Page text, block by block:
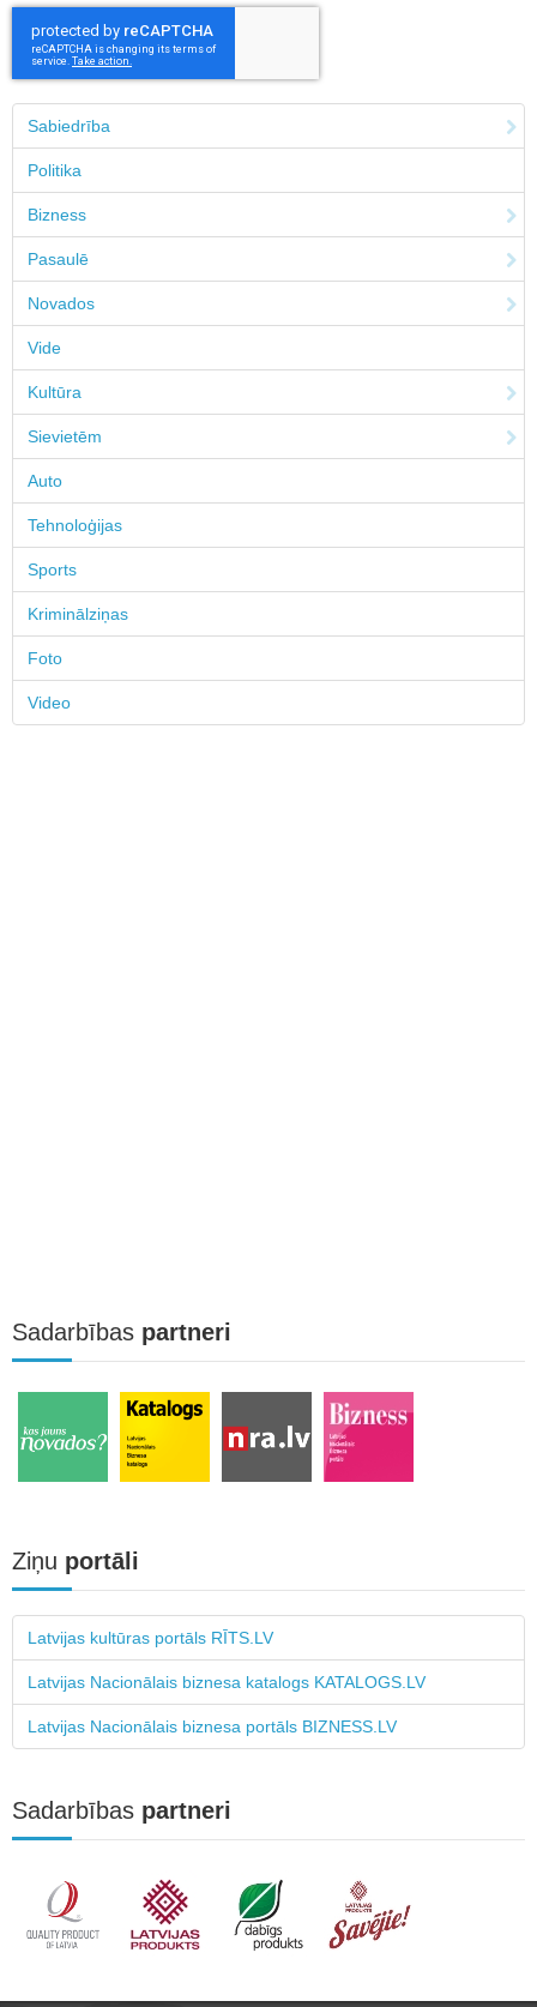
Sabiedrība
Politika
Bizness
Pasaulē
Novados
Vide
Kultūra
Sievietēm
Auto
Tehnoloģijas
Sports
Kriminālziņas
Foto
Video
Sadarbības partneri
Ziņu portāli
Latvijas kultūras portāls RĪTS.LV
Latvijas Nacionālais biznesa katalogs KATALOGS.LV
Latvijas Nacionālais biznesa portāls BIZNESS.LV
Sadarbības partneri